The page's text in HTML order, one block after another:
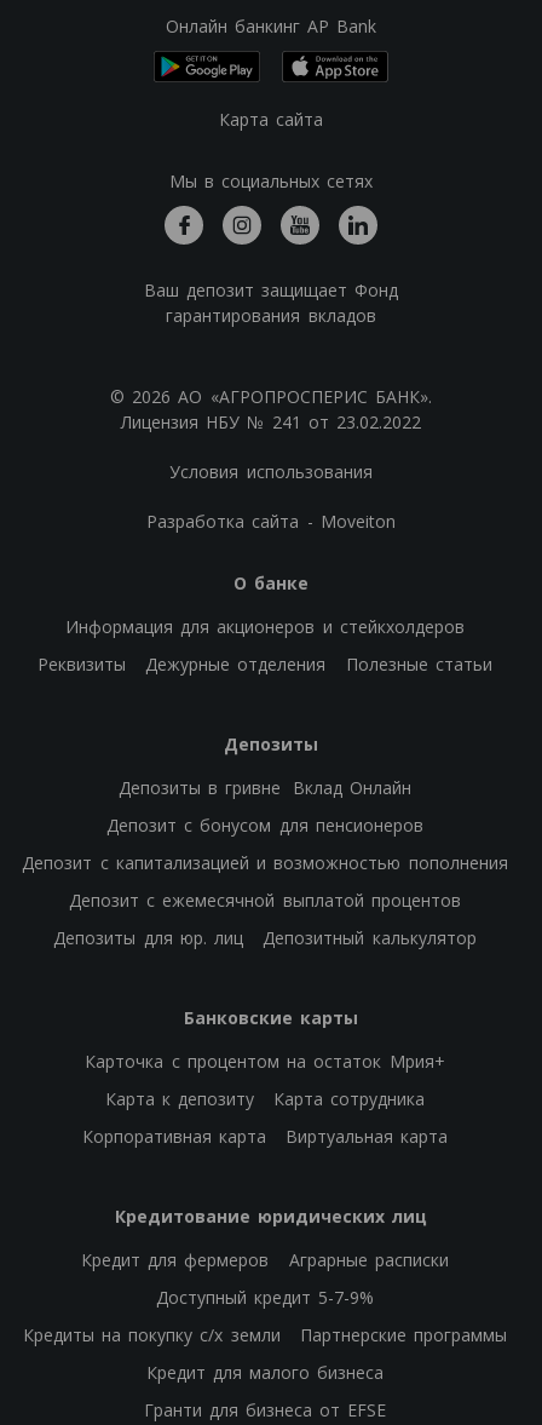
Онлайн банкинг AP Bank
Карта сайта
Мы в социальных сетях
Ваш депозит защищает Фонд
гарантирования вкладов
© 2026 АО «АГРОПРОСПЕРИС БАНК».
Лицензия НБУ № 241 от 23.02.2022
Условия использования
Разработка сайта - Moveiton
О банке
Информация для акционеров и стейкхолдеров
Реквизиты
Дежурные отделения Полезные статьи
Депозиты
Депозиты в гривне
Вклад Онлайн
Депозит с бонусом для пенсионеров
Депозит с капитализацией и возможностью пополнения
Депозит с ежемесячной выплатой процентов
Депозиты для юр. лиц
Депозитный калькулятор
Банковские карты
Карточка с процентом на остаток Мрия+
Карта к депозиту
Карта сотрудника
Корпоративная карта
Виртуальная карта
Кредитование юридических лиц
Кредит для фермеров
Аграрные расписки
Доступный кредит 5-7-9%
Кредиты на покупку с/х земли
Партнерские программы
Кредит для малого бизнеса
Гранти для бизнеса от EFSE